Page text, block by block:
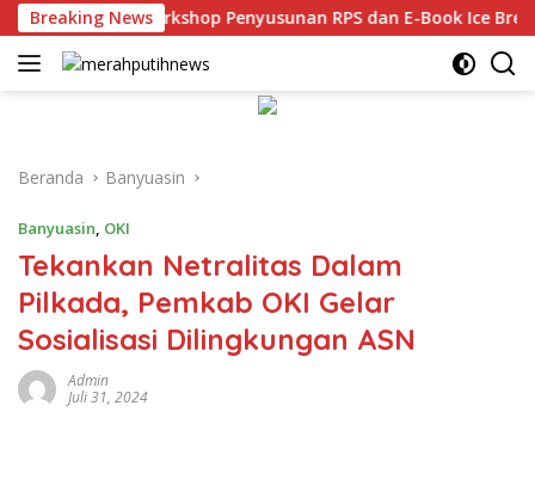
Langsung
ke
konten
Breaking News
Gelar Workshop Penyusunan RPS dan E-Book Ice Breaking
Beranda Banyuasin
Banyuasin, OKI
Tekankan Netralitas Dalam
Pilkada, Pemkab OKI Gelar
Sosialisasi Dilingkungan ASN
Admin
Juli 31, 2024